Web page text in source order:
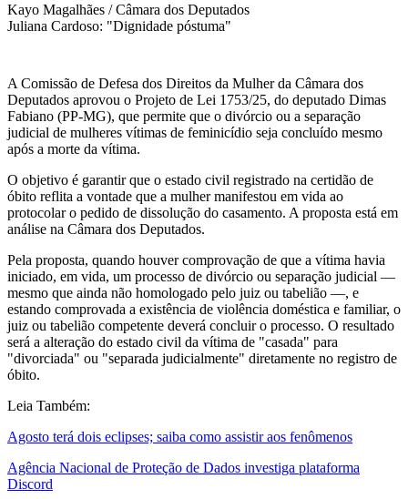
Kayo Magalhães / Câmara dos Deputados
Juliana Cardoso: "Dignidade póstuma"
A Comissão de Defesa dos Direitos da Mulher da Câmara dos
Deputados aprovou o Projeto de Lei 1753/25, do deputado Dimas
Fabiano (PP-MG), que permite que o divórcio ou a separação
judicial de mulheres vítimas de feminicídio seja concluído mesmo
após a morte da vítima.
O objetivo é garantir que o estado civil registrado na certidão de
óbito reflita a vontade que a mulher manifestou em vida ao
protocolar o pedido de dissolução do casamento. A proposta está em
análise na Câmara dos Deputados.
Pela proposta, quando houver comprovação de que a vítima havia
iniciado, em vida, um processo de divórcio ou separação judicial —
mesmo que ainda não homologado pelo juiz ou tabelião —, e
estando comprovada a existência de violência doméstica e familiar, o
juiz ou tabelião competente deverá concluir o processo. O resultado
será a alteração do estado civil da vítima de "casada" para
"divorciada" ou "separada judicialmente" diretamente no registro de
óbito.
Leia Também:
Agosto terá dois eclipses; saiba como assistir aos fenômenos
Agência Nacional de Proteção de Dados investiga plataforma
Discord